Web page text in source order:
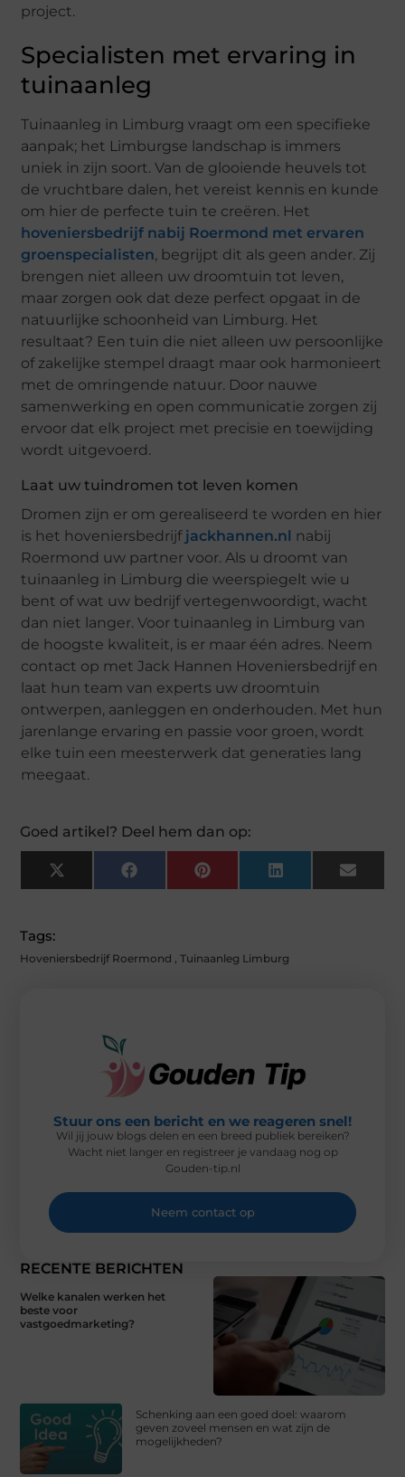
project.
Specialisten met ervaring in
tuinaanleg
Tuinaanleg in Limburg vraagt om een specifieke
aanpak; het Limburgse landschap is immers
uniek in zijn soort. Van de glooiende heuvels tot
de vruchtbare dalen, het vereist kennis en kunde
om hier de perfecte tuin te creëren. Het
hoveniersbedrijf nabij Roermond met ervaren
groenspecialisten, begrijpt dit als geen ander. Zij
brengen niet alleen uw droomtuin tot leven,
maar zorgen ook dat deze perfect opgaat in de
natuurlijke schoonheid van Limburg. Het
resultaat? Een tuin die niet alleen uw persoonlijke
of zakelijke stempel draagt maar ook harmonieert
met de omringende natuur. Door nauwe
samenwerking en open communicatie zorgen zij
ervoor dat elk project met precisie en toewijding
wordt uitgevoerd.
Laat uw tuindromen tot leven komen
Dromen zijn er om gerealiseerd te worden en hier
is het hoveniersbedrijf jackhannen.nl
nabij
Roermond uw partner voor. Als u droomt van
tuinaanleg in Limburg die weerspiegelt wie u
bent of wat uw bedrijf vertegenwoordigt, wacht
dan niet langer. Voor tuinaanleg in Limburg van
de hoogste kwaliteit, is er maar één adres. Neem
contact op met Jack Hannen Hoveniersbedrijf en
laat hun team van experts uw droomtuin
ontwerpen, aanleggen en onderhouden. Met hun
jarenlange ervaring en passie voor groen, wordt
elke tuin een meesterwerk dat generaties lang
meegaat.
Goed artikel? Deel hem dan op:
X
(
E
F
A
K
P
I
S
L
I
N
E
M
Tags:
Hoveniersbedrijf Roermond ,Tuinaanleg Limburg
RECENTE BERICHTEN
Welke kanalen werken het
beste voor
vastgoedmarketing?
Schenking aan een goed doel: waarom
geven zoveel mensen en wat zijn de
mogelijkheden?
Stuur ons een bericht en we reageren snel!
Wil jij jouw blogs delen en een breed publiek bereiken?
Wacht niet langer en registreer je vandaag nog op
Gouden-tip.nl
Neem contact op